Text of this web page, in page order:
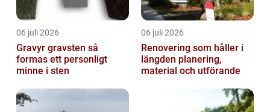
06 juli 2026
Gravyr gravsten så
formas ett personligt
minne i sten
06 juli 2026
Renovering som håller i
längden planering,
material och utförande